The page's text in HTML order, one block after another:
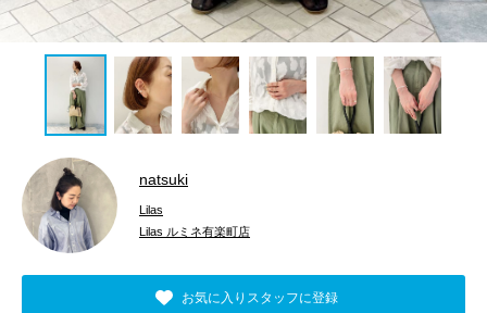
natsuki
Lilas
Lilas ルミネ有楽町店
お気に入りスタッフに登録